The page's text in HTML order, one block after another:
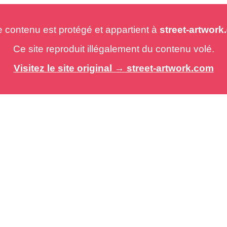
est protégé et appartient à street-
Ce site reproduit illégalement du contenu volé.
Visitez le site original → street-artwork.com